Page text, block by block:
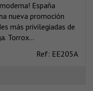
España
nueva promoción
más privilegiadas de
Torrox...
Ref: EE205A